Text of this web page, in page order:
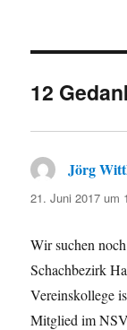
12
Jörg
21. Juni 2017 um
Wir suchen
Schachbezirk
Vereinskollege
Mitglied im